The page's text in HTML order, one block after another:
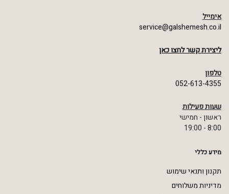
אימייל
service@galshemesh.co.il
ליצירת קשר לחצו כאן
טלפון
052-613-4355
שעות פעילות
ראשון - חמישי
8:00 - 19:00
מידע כללי
תקנון ותנאי שימוש
מדיניות משלוחים